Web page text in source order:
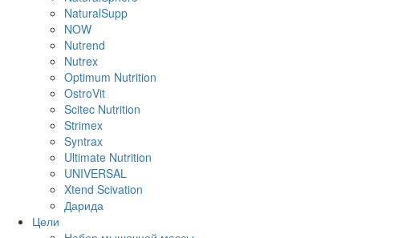
NaturalSupp
NOW
Nutrend
Nutrex
Optimum Nutrition
OstroVit
Scitec Nutrition
Strimex
Syntrax
Ultimate Nutrition
UNIVERSAL
Xtend Scivation
Дарида
Цели